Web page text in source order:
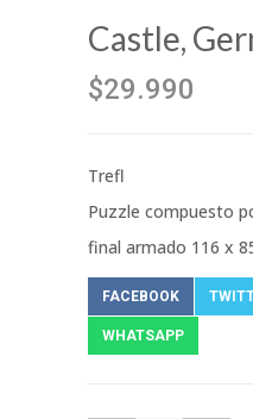
Castle,
$29.990
Trefl
Puzzle compuesto
final armado 116 x
FACEBOOK
WHATSAPP